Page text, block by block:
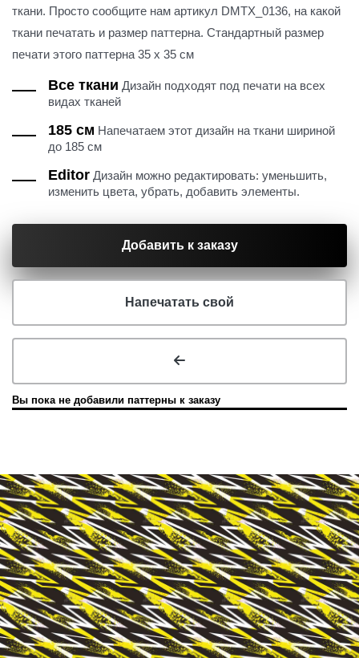
ткани. Просто сообщите нам артикул DMTX_0136, на какой
ткани печатать и размер паттерна. Стандартный размер
печати этого паттерна 35 х 35 см
Все ткани Дизайн подходят под печати на всех
видах тканей
185 см Напечатаем этот дизайн на ткани шириной
до 185 см
Editor Дизайн можно редактировать: уменьшить,
изменить цвета, убрать, добавить элементы.
Добавить к заказу
Напечатать свой
Вы пока не добавили паттерны к заказу